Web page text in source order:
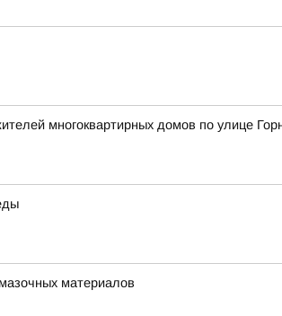
многоквартирных домов по улице
материалов